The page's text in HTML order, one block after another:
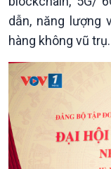
dẫn, năng lượng
hàng không vũ trụ.